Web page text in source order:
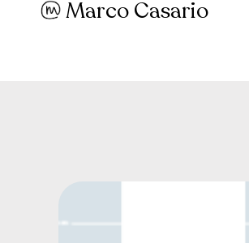
Marco Casario